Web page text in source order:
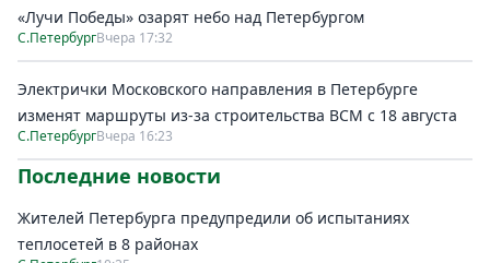
«Лучи Победы» озарят небо над Петербургом
С.ПетербургВчера 17:32
Электрички Московского направления в Петербурге
изменят маршруты из-за строительства ВСМ с 18 августа
С.ПетербургВчера 16:23
Последние новости
Жителей Петербурга предупредили об испытаниях
теплосетей в 8 районах